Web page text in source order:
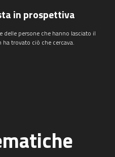
in prospettiva
delle persone che hanno lasciato il
trovato ciò che cercava.